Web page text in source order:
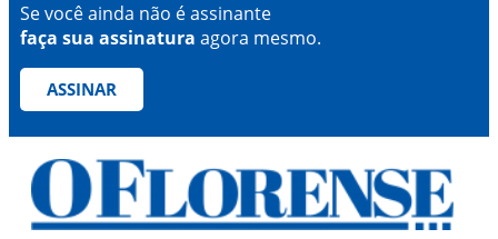
Se você ainda não é assinante
faça sua assinatura agora mesmo.
ASSINAR